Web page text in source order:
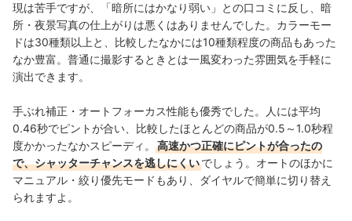
現は苦手ですが、「暗所にはかなり弱い」との口コミに反し、暗
所・夜景写真の仕上がりは悪くはありませんでした。カラーモー
ドは30種類以上と、比較したなかには10種類程度の商品もあった
なか豊富。普通に撮影するときとは一風変わった雰囲気を手軽に
演出できます。
手ぶれ補正・オートフォーカス性能も優秀でした。人には平均
0.46秒でピントが合い、比較したほとんどの商品が0.5～1.0秒程
度かかったなかスピーディ。
高速かつ正確にピントが合ったの
で、シャッターチャンスを逃しにくいでしょう。オートのほかに
マニュアル・絞り優先モードもあり、ダイヤルで簡単に切り替え
られますよ。